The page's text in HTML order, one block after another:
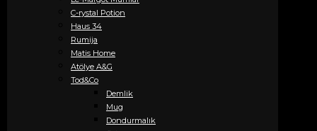
C-rystal Potion
Haus 34
Rumija
Matis Home
Atölye A&G
Tod&Co
Demlik
Mug
Dondurmalık